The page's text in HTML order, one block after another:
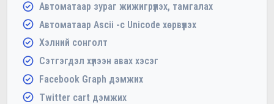
Автоматаар зураг жижигрүүлэх, тамгалах
Автоматаар Ascii -с Unicode хөрвүүлэх
Хэлний сонголт
Сэтгэгдэл хүлээн авах хэсэг
Facebook Graph дэмжих
Twitter cart дэмжих